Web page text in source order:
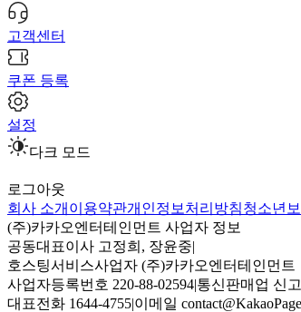
고객센터
쿠폰 등록
설정
다크 모드
로그아웃
회사 소개 이용약관개인정보처리방침청소년
(주)카카오엔터테인먼트 사업자 정보
공동대표이사 고정희, 장윤중|
호스팅서비스사업자 (주)카카오엔터테인먼트
사업자등록번호 220-88-02594|통신판매업 신
대표전화 1644-4755|이메일